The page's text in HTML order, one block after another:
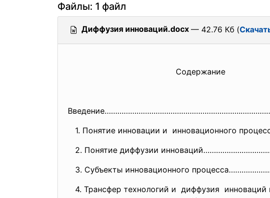
Файлы: 1 файл
Диффузия инноваций.docx — 42.76 Кб (
Содержание
Введение……………………………………………………….
1. Понятие инновации и инновационного
2. Понятие диффузии инноваций…………
3. Субъекты инновационного
4. Трансфер технологий и диффузия